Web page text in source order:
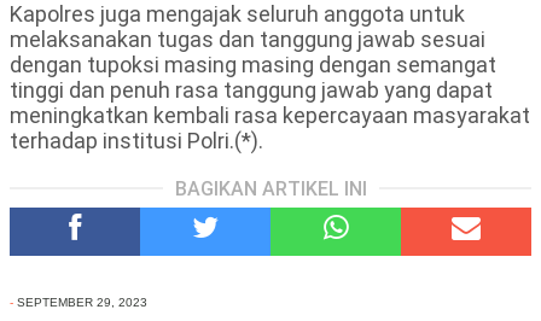
Kapolres juga mengajak seluruh anggota untuk
melaksanakan tugas dan tanggung jawab sesuai
dengan tupoksi masing masing dengan semangat
tinggi dan penuh rasa tanggung jawab yang dapat
meningkatkan kembali rasa kepercayaan masyarakat
terhadap institusi Polri.(*).
BAGIKAN ARTIKEL INI
- SEPTEMBER 29, 2023